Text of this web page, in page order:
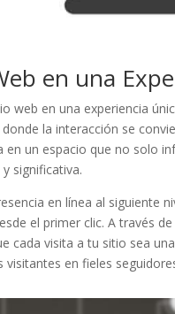
en una
web en una ​experiencia
la interacción ‌se
en un espacio⁣ que no solo​
‌significativa.
⁤en línea al siguiente
el primer clic. A través
cada ​visita⁤ a tu sitio sea
en fieles